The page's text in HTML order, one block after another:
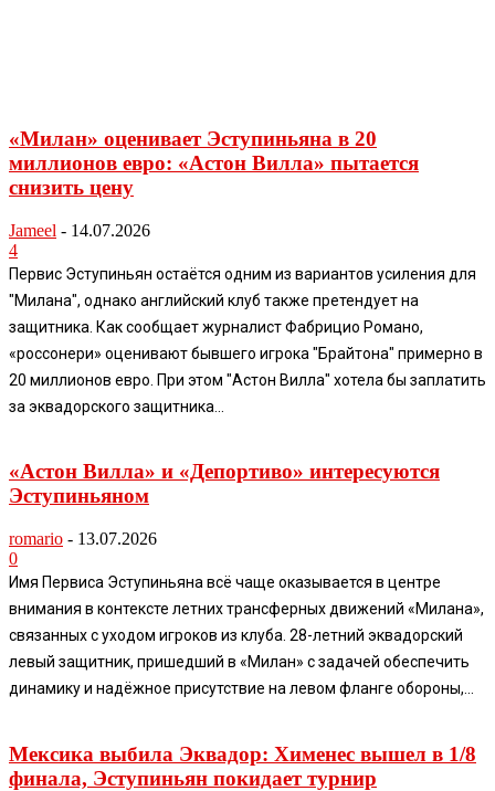
«Милан» оценивает Эступиньяна в 20
миллионов евро: «Астон Вилла» пытается
снизить цену
Jameel - 14.07.2026
4
Первис Эступиньян остаётся одним из вариантов усиления для
"Милана", однако английский клуб также претендует на
защитника. Как сообщает журналист Фабрицио Романо,
«россонери» оценивают бывшего игрока "Брайтона" примерно в
20 миллионов евро. При этом "Астон Вилла" хотела бы заплатить
за эквадорского защитника...
«Астон Вилла» и «Депортиво» интересуются
Эступиньяном
romario - 13.07.2026
0
Имя Первиса Эступиньяна всё чаще оказывается в центре
внимания в контексте летних трансферных движений «Милана»,
связанных с уходом игроков из клуба. 28-летний эквадорский
левый защитник, пришедший в «Милан» с задачей обеспечить
динамику и надёжное присутствие на левом фланге обороны,...
Мексика выбила Эквадор: Хименес вышел в 1/8
финала, Эступиньян покидает турнир